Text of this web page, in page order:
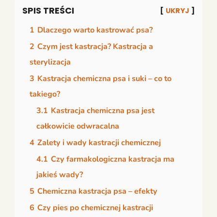
SPIS TREŚCI UKRYJ
1 Dlaczego warto kastrować psa?
2 Czym jest kastracja? Kastracja a
sterylizacja
3 Kastracja chemiczna psa i suki – co to
takiego?
3.1 Kastracja chemiczna psa jest
całkowicie odwracalna
4 Zalety i wady kastracji chemicznej
4.1 Czy farmakologiczna kastracja ma
jakieś wady?
5 Chemiczna kastracja psa – efekty
6 Czy pies po chemicznej kastracji